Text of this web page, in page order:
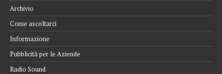
Archivio
Come ascoltarci
Informazione
Pubblicità per le Aziende
Radio Sound